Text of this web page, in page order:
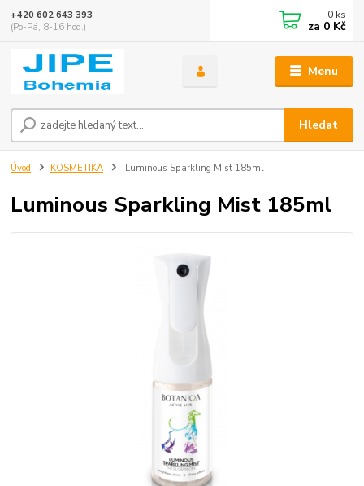
Menu
Hledat
+420 602 643 393
(Po-Pá, 8-16 hod.)
0 ks
za 0 Kč
Úvod KOSMETIKA Luminous Sparkling Mist 185ml
Luminous Sparkling Mist 185ml